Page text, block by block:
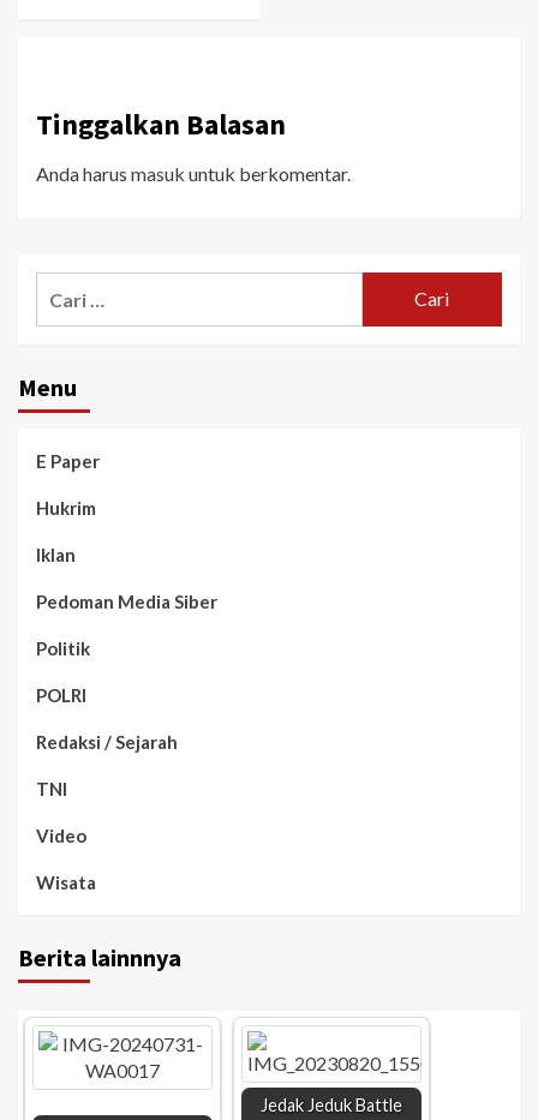
Tinggalkan Balasan
Anda harus masuk untuk berkomentar.
Menu
E Paper
Hukrim
Iklan
Pedoman Media Siber
Politik
POLRI
Redaksi / Sejarah
TNI
Video
Wisata
Berita lainnnya
Jedak Jeduk Battle